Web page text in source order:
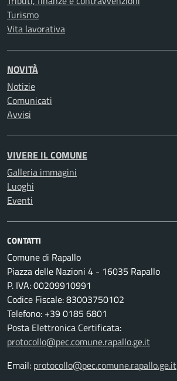
Turismo
Vita lavorativa
NOVITÀ
Notizie
Comunicati
Avvisi
VIVERE IL COMUNE
Galleria immagini
Luoghi
Eventi
CONTATTI
Comune di Rapallo
Piazza delle Nazioni 4 - 16035 Rapallo
P. IVA: 00209910991
Codice Fiscale: 83003750102
Telefono: +39 0185 6801
Posta Elettronica Certificata:
protocollo@pec.comune.rapallo.ge.it
Email: protocollo@pec.comune.rapallo.ge.it